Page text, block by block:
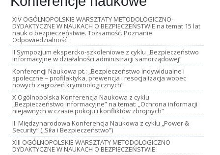
XIV OGÓLNOPOLSKIE WARSZTATY METODOLOGICZNO-
DYDAKTYCZNE W NAUKACH O BEZPIECZEŃSTWIE na temat 15 lat
nauk o bezpieczeństwie. Tożsamość. Poznanie.
Odpowiedzialność
II Sympozjum ekspercko-szkoleniowe z cyklu „Bezpieczeństwo
informacyjne w działalności administracji samorządowej”
Konferencji Naukowa pt.: „Bezpieczeństwo indywidualne i
społeczne – profilaktyka, prewencja i resocjalizacja wobec
nowych zagrożeń kryminologicznych”
X Ogólnopolska Konferencja Naukowa z cyklu
„Bezpieczeństwo informacyjne” na temat: „Ochrona informacji
niejawnych w czasie pokoju i konfliktów zbrojnych”
II. Międzynarodowa Konferencja Naukowa z cyklu „Power &
Security” („Siła i Bezpieczeństwo”)
XIII OGÓLNOPOLSKIE WARSZTATY METODOLOGICZNO-
DYDAKTYCZNE W NAUKACH O BEZPIECZEŃSTWIE